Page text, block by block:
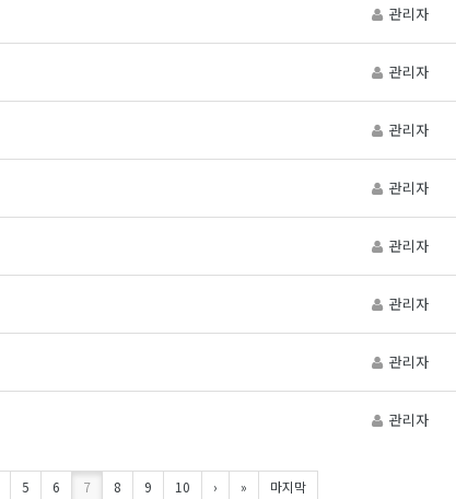
관리자
관리자
관리자
관리자
관리자
관리자
관리자
관리자
5 6 7 8 9 10 › » 마지막